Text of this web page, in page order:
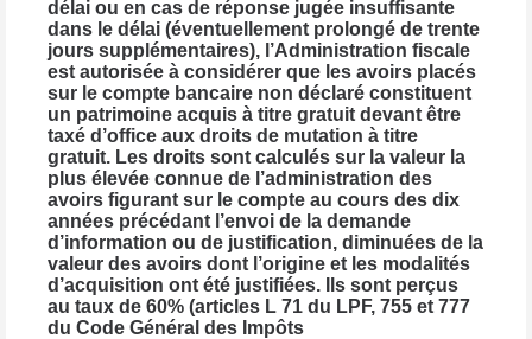
délai ou en cas de réponse jugée insuffisante
dans le délai (éventuellement prolongé de trente
jours supplémentaires), l’Administration fiscale
est autorisée à considérer que les avoirs placés
sur le compte bancaire non déclaré constituent
un patrimoine acquis à titre gratuit devant être
taxé d’office aux droits de mutation à titre
gratuit. Les droits sont calculés sur la valeur la
plus élevée connue de l’administration des
avoirs figurant sur le compte au cours des dix
années précédant l’envoi de la demande
d’information ou de justification, diminuées de la
valeur des avoirs dont l’origine et les modalités
d’acquisition ont été justifiées. Ils sont perçus
au taux de 60% (articles L 71 du LPF, 755 et 777
du Code Général des Impôts